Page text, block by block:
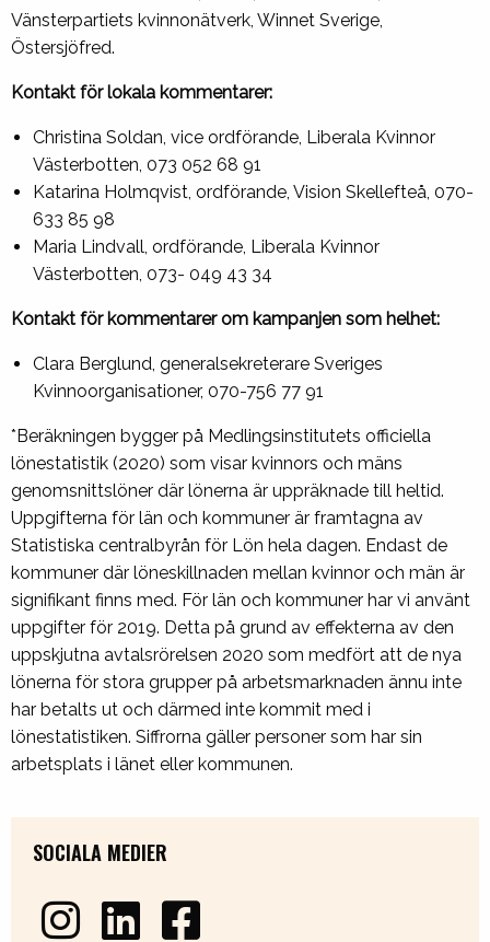
Vänsterpartiets kvinnonätverk, Winnet Sverige,
Östersjöfred.
Kontakt för lokala kommentarer:
Christina Soldan, vice ordförande, Liberala Kvinnor
Västerbotten, 073 052 68 91
Katarina Holmqvist, ordförande, Vision Skellefteå, 070-
633 85 98
Maria Lindvall, ordförande, Liberala Kvinnor
Västerbotten, 073- 049 43 34
Kontakt för kommentarer om kampanjen som helhet:
Clara Berglund, generalsekreterare Sveriges
Kvinnoorganisationer, 070-756 77 91
*Beräkningen bygger på Medlingsinstitutets officiella
lönestatistik (2020) som visar kvinnors och mäns
genomsnittslöner där lönerna är uppräknade till heltid.
Uppgifterna för län och kommuner är framtagna av
Statistiska centralbyrån för Lön hela dagen. Endast de
kommuner där löneskillnaden mellan kvinnor och män är
signifikant finns med. För län och kommuner har vi använt
uppgifter för 2019. Detta på grund av effekterna av den
uppskjutna avtalsrörelsen 2020 som medfört att de nya
lönerna för stora grupper på arbetsmarknaden ännu inte
har betalts ut och därmed inte kommit med i
lönestatistiken. Siffrorna gäller personer som har sin
arbetsplats i länet eller kommunen.
SOCIALA MEDIER